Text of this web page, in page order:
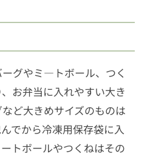
グやミ—トボール、つく
お弁当に入れやすい大き
ど大きめサイズのものは
でから冷凍用保存袋に入
トボールやつくねはその